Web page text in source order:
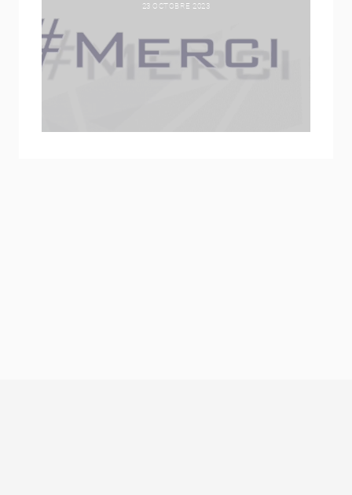
23 OCTOBRE 2023